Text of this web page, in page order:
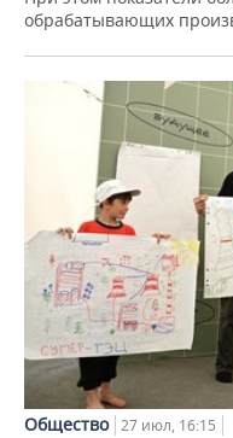
обрабатывающих
Общество 27 июл, 16:15